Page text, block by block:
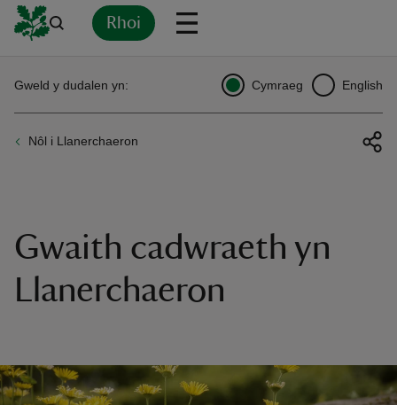
Rhoi
Nôl i Llanerchaeron
Gweld y dudalen yn: Cymraeg English
Gwaith cadwraeth yn
Llanerchaeron